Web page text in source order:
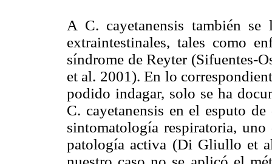
A C. cayetanensis también
extraintestinales, tales como
síndrome de Reyter (Sifuentes-
et al. 2001). En lo
podido indagar, solo se ha
C. cayetanensis en el esputo
sintomatología respiratoria,
patología activa (Di Gliullo et